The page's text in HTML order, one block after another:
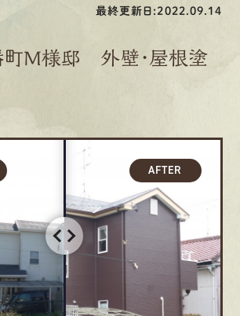
料 建物 診 断 いたします!!
44-2605
最終更新日:2022.09.14
町Ｍ様邸 外壁・屋根塗